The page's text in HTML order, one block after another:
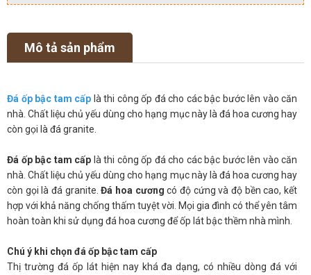
Mô tả sản phẩm
Đá ốp bậc tam cấp là thi công ốp đá cho các bậc bước lên vào căn
nhà. Chất liệu chủ yếu dùng cho hạng mục này là đá hoa cương hay
còn gọi là đá granite.
Đá ốp bậc tam cấp là thi công ốp đá cho các bậc bước lên vào căn
nhà. Chất liệu chủ yếu dùng cho hạng mục này là đá hoa cương hay
còn gọi là đá granite.Đá hoa cươngcó độ cứng và độ bền cao, kết
hợp với khả năng chống thấm tuyệt vời. Mọi gia đình có thể yên tâm
hoàn toàn khi sử dụng đá hoa cương để ốp lát bậc thềm nhà mình.
Chú ý khi chọn đá ốp bậc tam cấp
Thị trường đá ốp lát hiện nay khá đa dạng, có nhiều dòng đá với